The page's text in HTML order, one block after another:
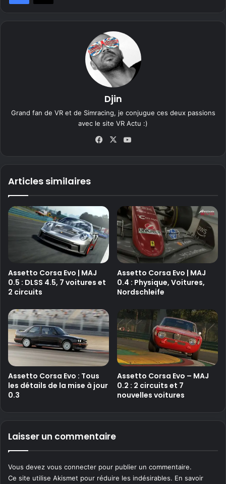
Djin
Grand fan de VR et de Simracing, je conjugue ces deux passions
avec le site VR Actu :)
Fa
X
Articles similaires
Assetto Corsa Evo | MAJ
0.5 : DLSS 4.5, 7 voitures et
2 circuits
Assetto Corsa Evo | MAJ
0.4 : Physique, Voitures,
Nordschleife
Assetto Corsa Evo : Tous
les détails de la mise à jour
0.3
Assetto Corsa Evo – MAJ
0.2 : 2 circuits et 7
nouvelles voitures
Laisser un commentaire
Vous devez vous connecter pour publier un commentaire.
Ce site utilise Akismet pour réduire les indésirables. En savoir